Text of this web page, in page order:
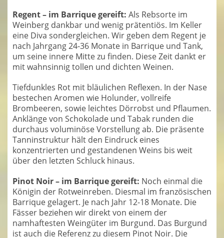
Regent – im Barrique gereift: Als Rebsorte im
Weinberg dankbar und wenig prätentiös. Im Keller
eine Diva sondergleichen. Wir geben dem Regent je
nach Jahrgang 24-36 Monate in Barrique und Tank,
um seine innere Mitte zu finden. Diese Zeit dankt er
mit wahnsinnig tollen und dichten Weinen.
Tiefdunkles Rot mit bläulichen Reflexen. In der Nase
bestechen Aromen wie Holunder, vollreife
Brombeeren, sowie leichtes Dörrobst und Pflaumen.
Anklänge von Schokolade und Tabak runden die
durchaus voluminöse Vorstellung ab. Die präsente
Tanninstruktur hält den Eindruck eines
konzentrierten und gestandenen Weins bis weit
über den letzten Schluck hinaus.
Pinot Noir – im Barrique gereift: Noch einmal die
Königin der Rotweinreben. Diesmal im französischen
Barrique gelagert. Je nach Jahr 12-18 Monate. Die
Fässer beziehen wir direkt von einem der
namhaftesten Weingüter im Burgund. Das Burgund
ist auch die Referenz zu diesem Pinot Noir. Die